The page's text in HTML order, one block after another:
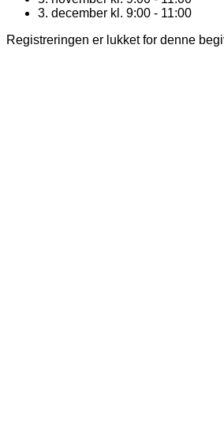
3. december kl. 9:00 - 11:00
Registreringen er lukket for denne